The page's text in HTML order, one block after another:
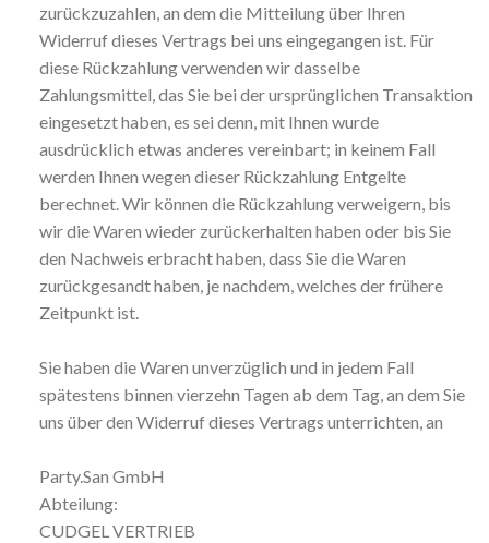
zurückzuzahlen, an dem die Mitteilung über Ihren
Widerruf dieses Vertrags bei uns eingegangen ist. Für
diese Rückzahlung verwenden wir dasselbe
Zahlungsmittel, das Sie bei der ursprünglichen Transaktion
eingesetzt haben, es sei denn, mit Ihnen wurde
ausdrücklich etwas anderes vereinbart; in keinem Fall
werden Ihnen wegen dieser Rückzahlung Entgelte
berechnet. Wir können die Rückzahlung verweigern, bis
wir die Waren wieder zurückerhalten haben oder bis Sie
den Nachweis erbracht haben, dass Sie die Waren
zurückgesandt haben, je nachdem, welches der frühere
Zeitpunkt ist.
Sie haben die Waren unverzüglich und in jedem Fall
spätestens binnen vierzehn Tagen ab dem Tag, an dem Sie
uns über den Widerruf dieses Vertrags unterrichten, an
Party.San GmbH
Abteilung:
CUDGEL VERTRIEB